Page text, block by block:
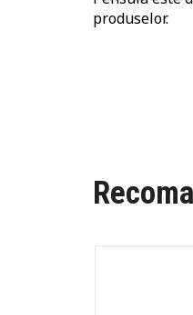
produselor.